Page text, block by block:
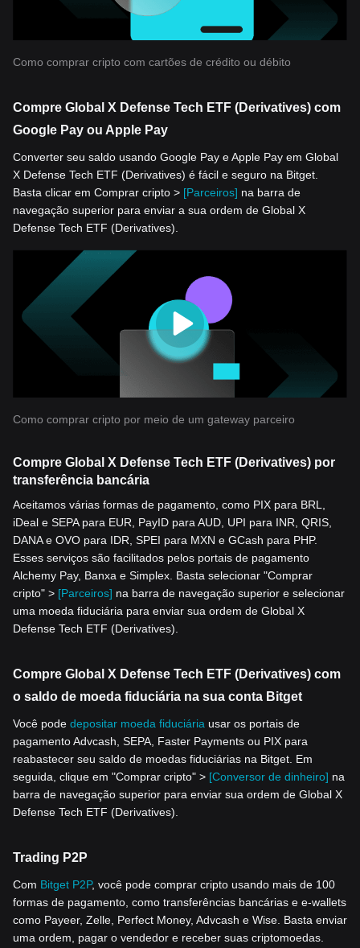
Como comprar cripto com cartões de crédito ou débito
Compre Global X Defense Tech ETF (Derivatives) com
Google Pay ou Apple Pay
Converter seu saldo usando Google Pay e Apple Pay em Global
X Defense Tech ETF (Derivatives) é fácil e seguro na Bitget.
Basta clicar em Comprar cripto > [Parceiros] na barra de
navegação superior para enviar a sua ordem de Global X
Defense Tech ETF (Derivatives).
Como comprar cripto por meio de um gateway parceiro
Compre Global X Defense Tech ETF (Derivatives) por
transferência bancária
Aceitamos várias formas de pagamento, como PIX para BRL,
iDeal e SEPA para EUR, PayID para AUD, UPI para INR, QRIS,
DANA e OVO para IDR, SPEI para MXN e GCash para PHP.
Esses serviços são facilitados pelos portais de pagamento
Alchemy Pay, Banxa e Simplex. Basta selecionar "Comprar
cripto" > [Parceiros] na barra de navegação superior e selecionar
uma moeda fiduciária para enviar sua ordem de Global X
Defense Tech ETF (Derivatives).
Compre Global X Defense Tech ETF (Derivatives) com
o saldo de moeda fiduciária na sua conta Bitget
Você pode depositar moeda fiduciária usar os portais de
pagamento Advcash, SEPA, Faster Payments ou PIX para
reabastecer seu saldo de moedas fiduciárias na Bitget. Em
seguida, clique em "Comprar cripto" > [Conversor de dinheiro] na
barra de navegação superior para enviar sua ordem de Global X
Defense Tech ETF (Derivatives).
Trading P2P
Com Bitget P2P, você pode comprar cripto usando mais de 100
formas de pagamento, como transferências bancárias e e-wallets
como Payeer, Zelle, Perfect Money, Advcash e Wise. Basta enviar
uma ordem, pagar o vendedor e receber suas criptomoedas.